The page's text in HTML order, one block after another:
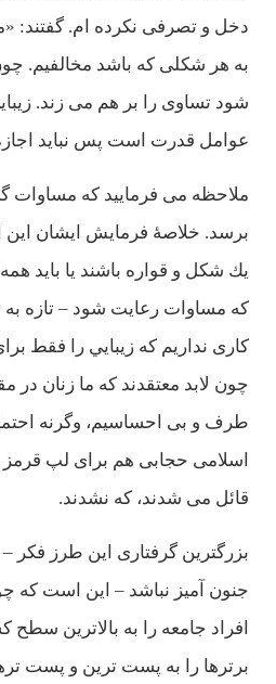
دخل و تصرفی نكرده ام. گفتند:
به هر شكلی كه باشد مخالفيم.
شود تساوی را بر هم می زند.
عوامل قدرت است پس نبايد
ملاحظه می فرماييد كه مساوات
برسد. خلاصۀ فرمايش ايشان اين
يك شكل و قواره باشند يا بايد همه
كه مساوات رعايت شود – تازه به
كاری نداريم كه زيبايي را فقط
چون لابد معتقدند كه ما زنان در
طرف و بی احساسيم، وگرنه
اسلامی حجابی هم برای لپ
قائل می شدند، كه نشدند.
بزرگترين گرفتاری اين طرز فكر
جنون آميز نباشد – اين است كه
افراد جامعه را به بالاترين سطح
برترها را به پست ترين و پست